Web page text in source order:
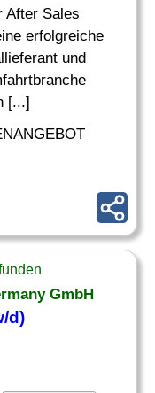
After Sales
erfolgreiche
und
[...]
GmbH
d)